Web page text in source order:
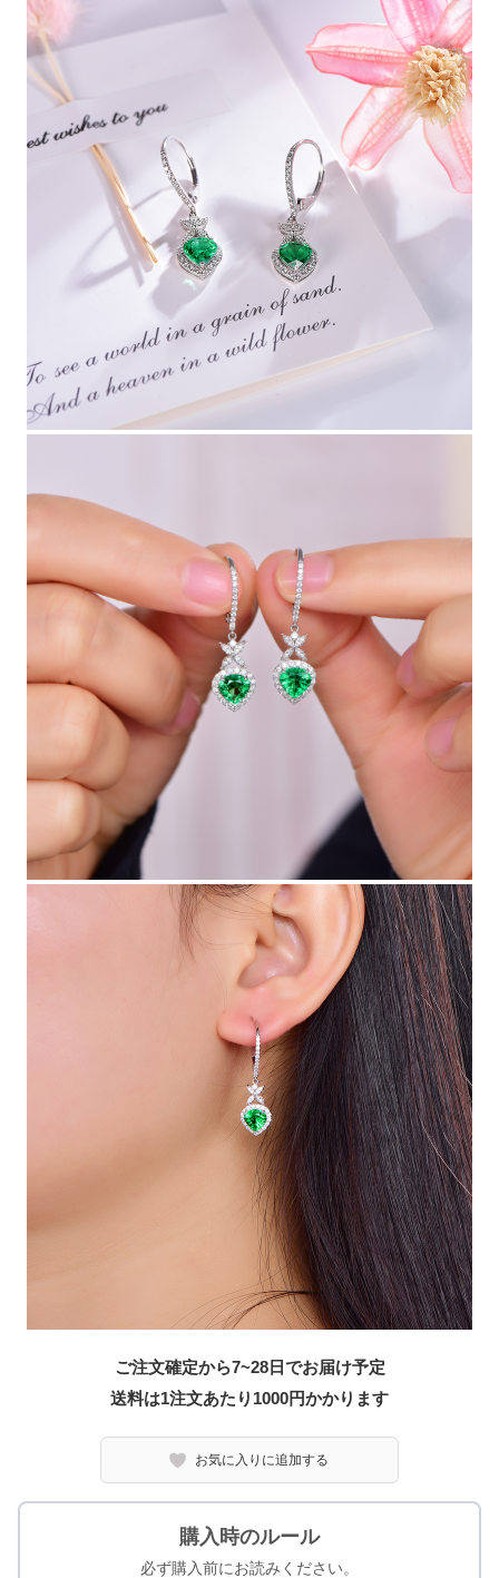
ご注文確定から7~28日でお届け予定
送料は1注文あたり 1000円かかります
お気に入りに追加する
購入時のルール
必ず購入前にお読みください。